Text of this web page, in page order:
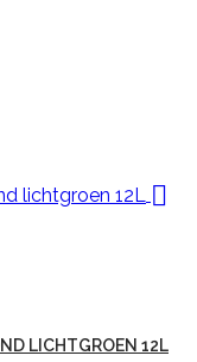

LICHTGROEN 12L